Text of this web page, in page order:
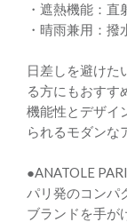
・遮熱機能：
・晴雨兼用：
日差しを避けた
る方にもおすす
機能性とデザイ
られるモダンな
●ANATOLE
パリ発のコンパ
ブランドを手が